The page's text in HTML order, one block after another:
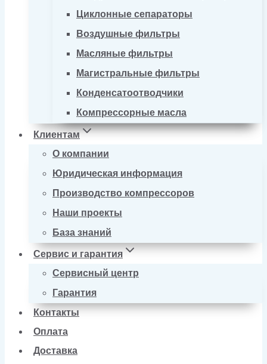
Циклонные сепараторы
Воздушные фильтры
Масляные фильтры
Магистральные фильтры
Конденсатоотводчики
Компрессорные масла
Клиентам
О компании
Юридическая информация
Производство компрессоров
Наши проекты
База знаний
Сервис и гарантия
Сервисный центр
Гарантия
Контакты
Оплата
Доставка